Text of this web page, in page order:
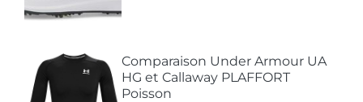
Comparaison Under Armour UA
HG et Callaway PLAFFORT
Poisson